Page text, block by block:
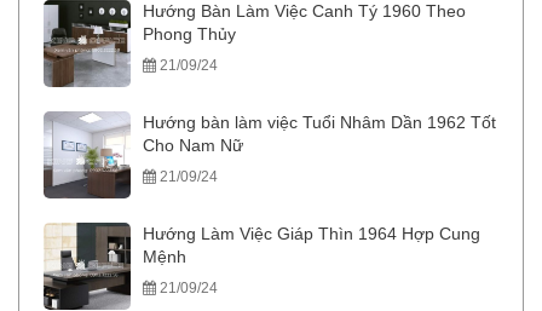
Hướng Bàn Làm Việc Canh Tý 1960 Theo
Phong Thủy
21/09/24
Hướng bàn làm việc Tuổi Nhâm Dần 1962 Tốt
Cho Nam Nữ
21/09/24
Hướng Làm Việc Giáp Thìn 1964 Hợp Cung
Mệnh
21/09/24